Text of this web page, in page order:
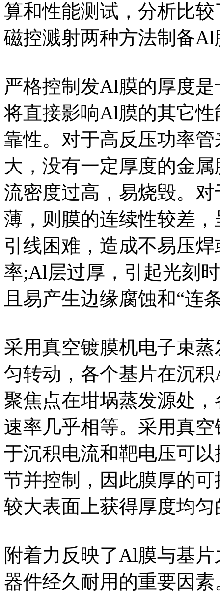
算和性能测试，分析比
磁控溅射两种方法制备
严格控制发Al膜的厚度
将直接影响Al膜的其它
靠性。对于高反压功率
大，没有一定厚度的金
流密度过高，易烧毁。
薄，则膜的连续性较差
引线困难，造成不易压
率;Al层过厚，引起光刻
且易产生边缘腐蚀和“连
采用真空镀膜机电子束
匀转动，各个基片在沉
聚焦点在坩埚蒸发源处
速率几乎相等。采用真
于沉积电流和靶电压可
节并控制，因此膜厚的
较大表面上获得厚度均
附着力反映了Al膜与基
器件经久耐用的重要因